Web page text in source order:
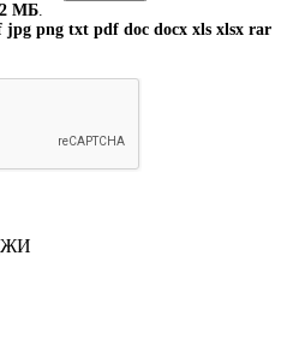
2 МБ.
jpg png txt pdf doc docx xls xlsx rar